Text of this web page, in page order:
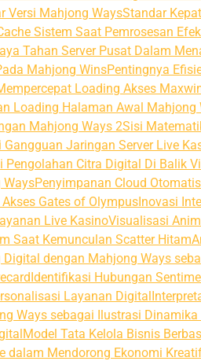
Versi Mahjong WaysStandar
Sistem Saat Pemrosesan
Tahan Server Pusat Dalam
Mahjong WinsPentingnya
Loading Akses
Loading Halaman Awal Mahjong
Mahjong Ways 2Sisi
Jaringan Server Live
Pengolahan Citra Digital Di Balik
WaysPenyimpanan Cloud
Gates of OlympusInovasi
Live KasinoVisualisasi
Saat Kemunculan Scatter Hitam
dengan Mahjong Ways
Identifikasi Hubungan
Layanan Digital
Ways sebagai Ilustrasi
Model Tata Kelola Bisnis
dalam Mendorong Ekonomi